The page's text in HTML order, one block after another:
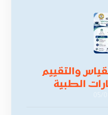
والتقييم
الطبية